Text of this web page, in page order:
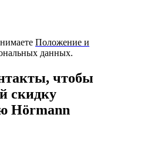
Положение и
данных.
чтобы
скидку
Hörmann